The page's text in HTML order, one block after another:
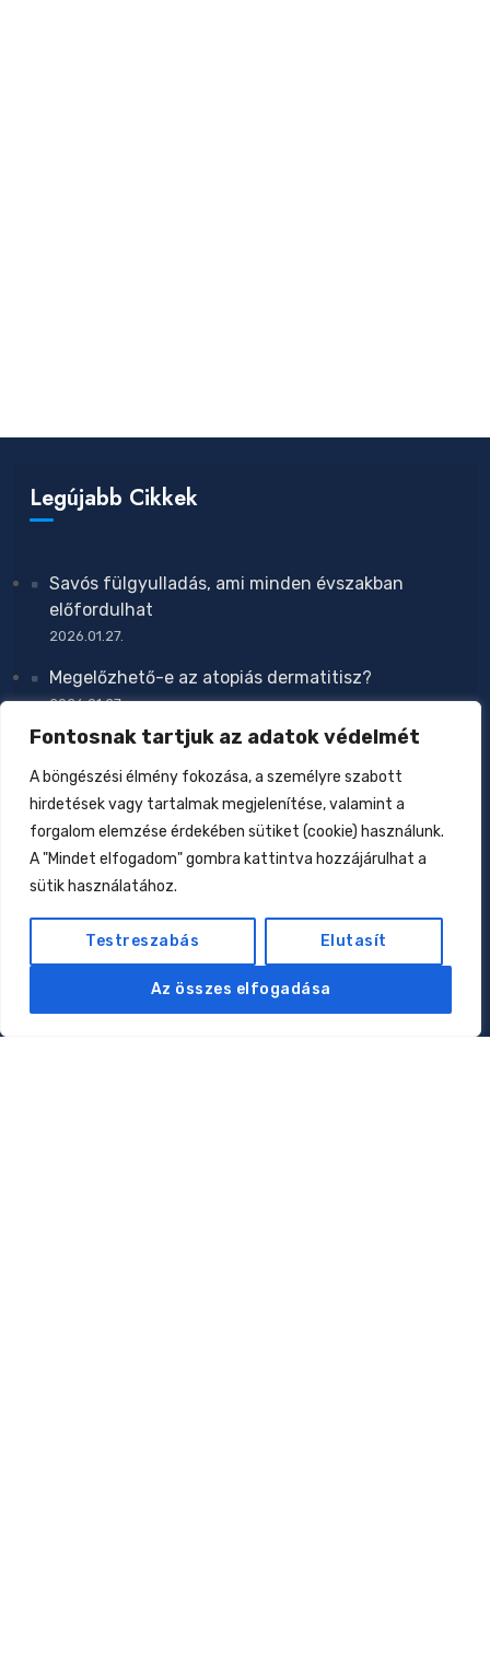
Fontosnak tartjuk az adatok védelmét
A böngészési élmény fokozása, a személyre szabott
hirdetések vagy tartalmak megjelenítése, valamint a
forgalom elemzése érdekében sütiket (cookie) használunk.
A "Mindet elfogadom" gombra kattintva hozzájárulhat a
sütik használatához.
Testreszabás Elutasít
Az összes elfogadása
Legújabb Cikkek
Savós fülgyulladás, ami minden évszakban
előfordulhat
2026.01.27.
Megelőzhető-e az atopiás dermatitisz?
2026.01.27.
Zavar a növekedésben
2026.01.27.
Csecsemőtáplálás az elmúlt 160 évben
2026.01.17.
Allergiák: kell-e nekünk az eliminációs diéta?